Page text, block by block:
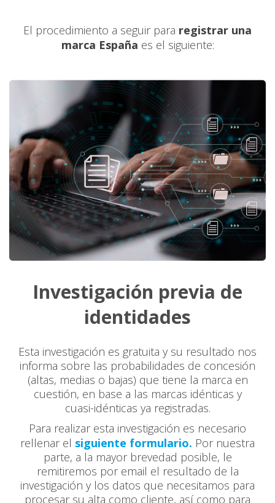
El procedimiento a seguir para registrar una
marca España es el siguiente:
Investigación previa de
identidades
Esta investigación es gratuita y su resultado nos
informa sobre las probabilidades de concesión
(altas, medias o bajas) que tiene la marca en
cuestión, en base a las marcas idénticas y
cuasi-idénticas ya registradas.
Para realizar esta investigación es necesario
rellenar el siguiente formulario. Por nuestra
parte, a la mayor brevedad posible, le
remitiremos por email el resultado de la
investigación y los datos que necesitamos para
procesar su alta como cliente, así como para